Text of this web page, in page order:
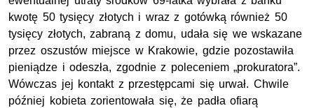
kwotę 50 tysięcy złotych i wraz z gotówką również 50
tysięcy złotych, zabraną z domu, udała się we wskazane
przez oszustów miejsce w Krakowie, gdzie pozostawiła
pieniądze i odeszła, zgodnie z poleceniem „prokuratora”.
Wówczas jej kontakt z przestępcami się urwał. Chwile
później kobieta zorientowała się, że padła ofiarą